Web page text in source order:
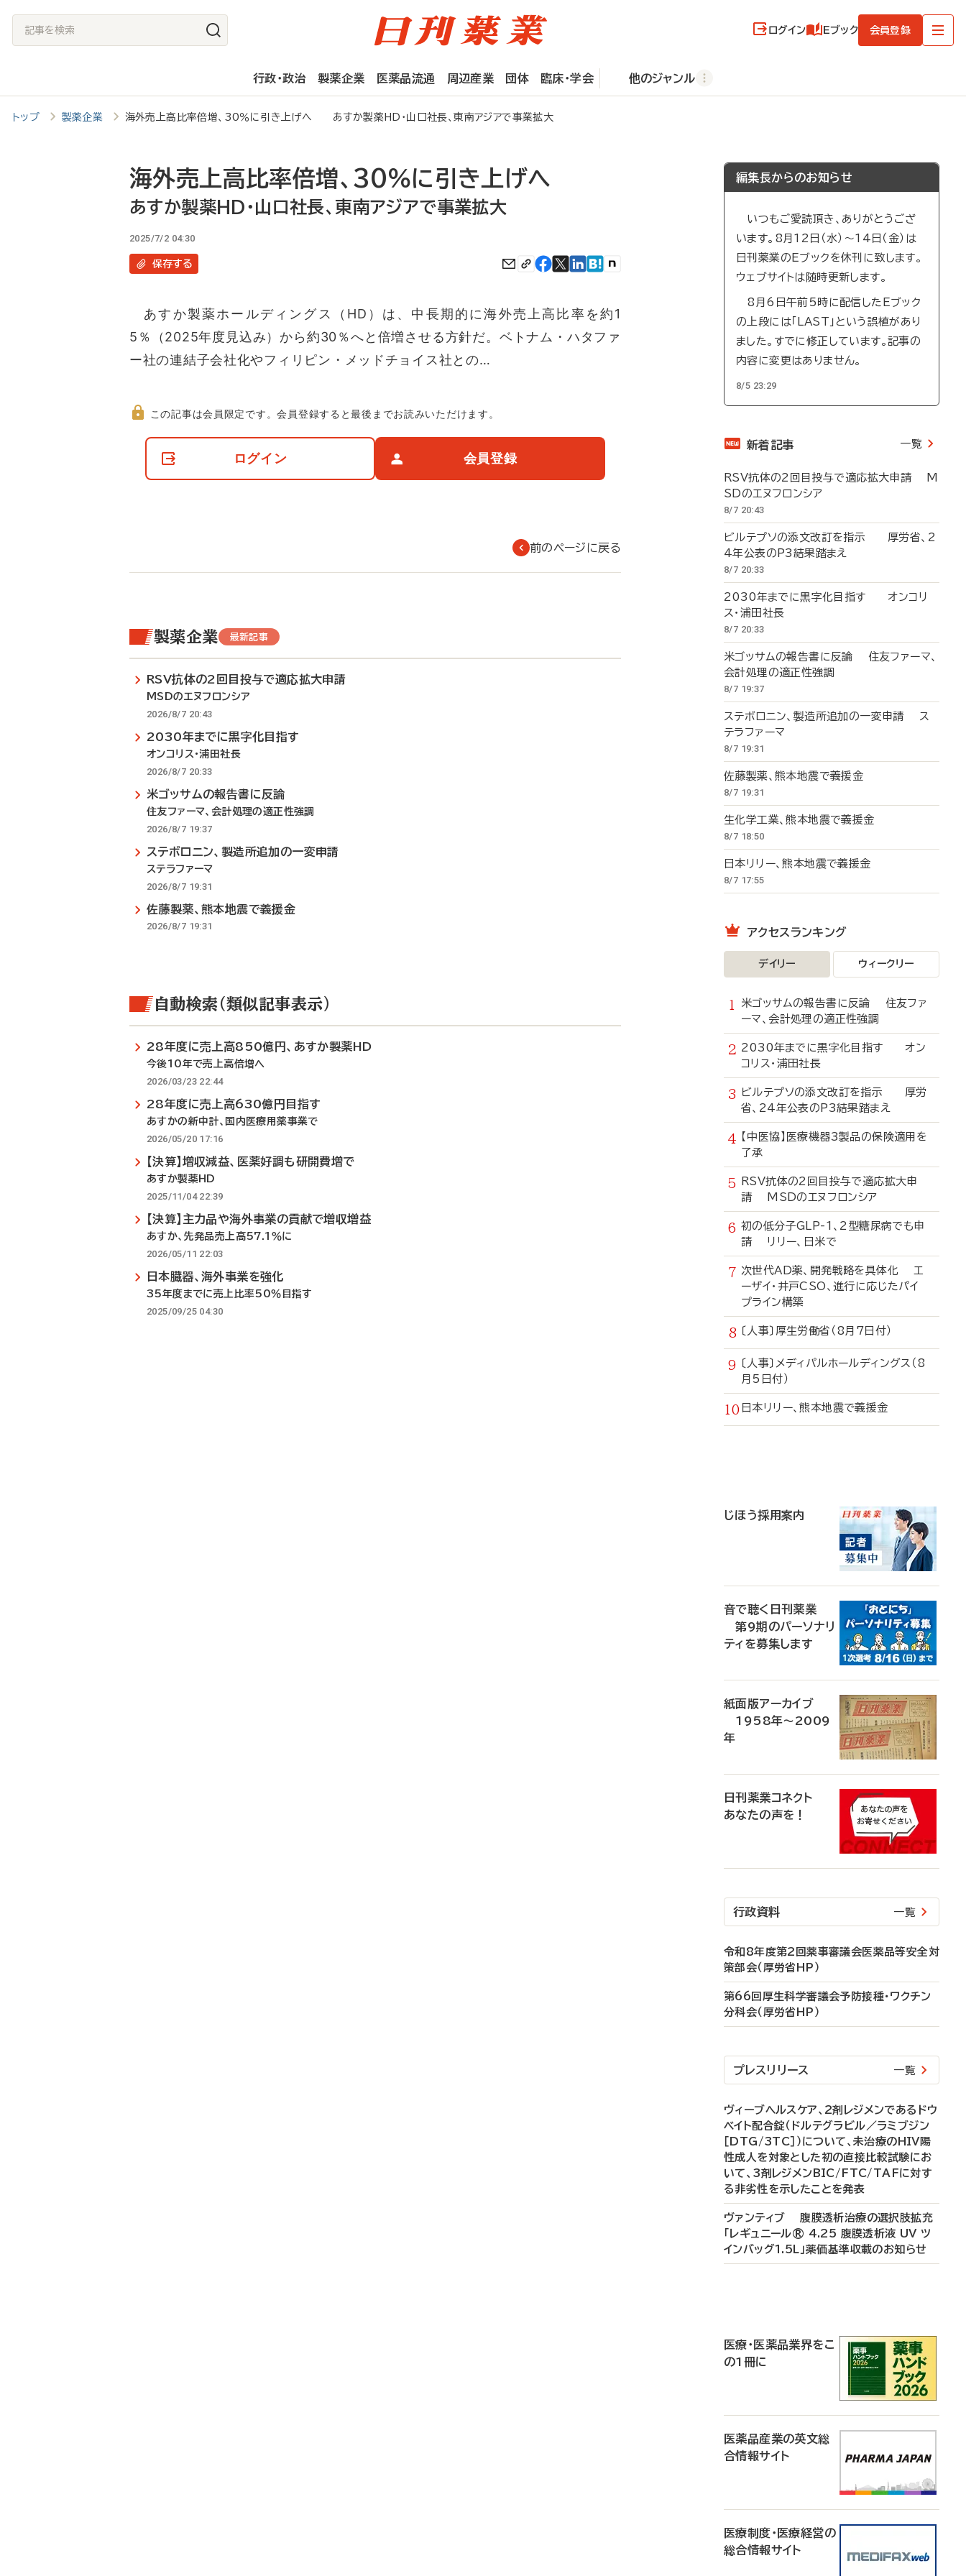
記
事
検
索
ログイン Eブック 会員登録
行政・政治 製薬企業 医薬品流通 周辺産業 団体 臨床・学会 他のジャンル
トップ 製薬企業 海外売上高比率倍増、30％に引き上げへ あすか製薬HD・山口社長、東南アジアで事業拡大
海外売上高比率倍増、30％に引き上げへ
あすか製薬HD・山口社長、東南アジアで事業拡大
2025/7/2 04:30
保存する
あすか製薬ホールディングス（HD）は、中長期的に海外売上高比率を約1
5％（2025年度見込み）から約30％へと倍増させる方針だ。ベトナム・ハタファ
ー社の連結子会社化やフィリピン・メッドチョイス社との…
て
この記事は会員限定です。会員登録すると最後までお読みいただけます。
ログイン 会員登録
前のページに戻る
製薬企業 最新記事
RSV抗体の2回目投与で適応拡大申請
MSDのエヌフロンシア
2026/8/7 20:43
2030年までに黒字化目指す
オンコリス・浦田社長
2026/8/7 20:33
米ゴッサムの報告書に反論
住友ファーマ、会計処理の適正性強調
2026/8/7 19:37
ステボロニン、製造所追加の一変申請
ステラファーマ
2026/8/7 19:31
佐藤製薬、熊本地震で義援金
2026/8/7 19:31
自動検索（類似記事表示）
28年度に売上高850億円、あすか製薬HD
今後10年で売上高倍増へ
2026/03/23 22:44
28年度に売上高630億円目指す
あすかの新中計、国内医療用薬事業で
2026/05/20 17:16
【決算】増収減益、医薬好調も研開費増で
あすか製薬HD
2025/11/04 22:39
【決算】主力品や海外事業の貢献で増収増益
あすか、先発品売上高57.1％に
2026/05/11 22:03
日本臓器、海外事業を強化
35年度までに売上比率50％目指す
2025/09/25 04:30
編集長からのお知らせ
いつもご愛読頂き、ありがとうござ
います。8月12日（水）～14日（金）は
日刊薬業のEブックを休刊に致します。
ウェブサイトは随時更新します。
8月6日午前5時に配信したEブック
の上段には「LAST」という誤植があり
ました。すでに修正しています。記事の
内容に変更はありません。
8/5 23:29
新着記事 一覧
RSV抗体の2回目投与で適応拡大申請 M
SDのエヌフロンシア
8/7 20:43
ビルテプソの添文改訂を指示 厚労省、2
4年公表のP3結果踏まえ
8/7 20:33
2030年までに黒字化目指す オンコリ
ス・浦田社長
8/7 20:33
米ゴッサムの報告書に反論 住友ファーマ、
会計処理の適正性強調
8/7 19:37
ステボロニン、製造所追加の一変申請 ス
テラファーマ
8/7 19:31
佐藤製薬、熊本地震で義援金
8/7 19:31
生化学工業、熊本地震で義援金
8/7 18:50
日本リリー、熊本地震で義援金
8/7 17:55
アクセスランキング
デイリー ウィークリー
米ゴッサムの報告書に反論 住友ファ
ーマ、会計処理の適正性強調
2030年までに黒字化目指す オン
コリス・浦田社長
ビルテプソの添文改訂を指示 厚労
省、24年公表のP3結果踏まえ
【中医協】医療機器3製品の保険適用を
了承
RSV抗体の2回目投与で適応拡大申
請 MSDのエヌフロンシア
初の低分子GLP-1、2型糖尿病でも申
請 リリー、日米で
次世代AD薬、開発戦略を具体化 エ
ーザイ・井戸CSO、進行に応じたパイ
プライン構築
〔人事〕厚生労働省（8月7日付）
〔人事〕メディパルホールディングス（8
月5日付）
日本リリー、熊本地震で義援金
じほう採用案内
音で聴く日刊薬業
第9期のパーソナリ
ティを募集します
紙面版アーカイブ
1958年～2009
年
日刊薬業コネクト
あなたの声を！
行政資料 一覧
令和8年度第2回薬事審議会医薬品等安全対
策部会（厚労省HP）
第66回厚生科学審議会予防接種・ワクチン
分科会（厚労省HP）
プレスリリース 一覧
ヴィーブヘルスケア、2剤レジメンであるドウ
ベイト配合錠（ドルテグラビル／ラミブジン
［DTG/3TC］）について、未治療のHIV陽
性成人を対象とした初の直接比較試験にお
いて、3剤レジメンBIC/FTC/TAFに対す
る非劣性を示したことを発表
ヴァンティブ 腹膜透析治療の選択肢拡充
「レギュニール® 4.25 腹膜透析液 UV ツ
インバッグ1.5L」薬価基準収載のお知らせ
医療・医薬品業界をこ
の1冊に
医薬品産業の英文総
合情報サイト
医療制度・医療経営の
総合情報サイト